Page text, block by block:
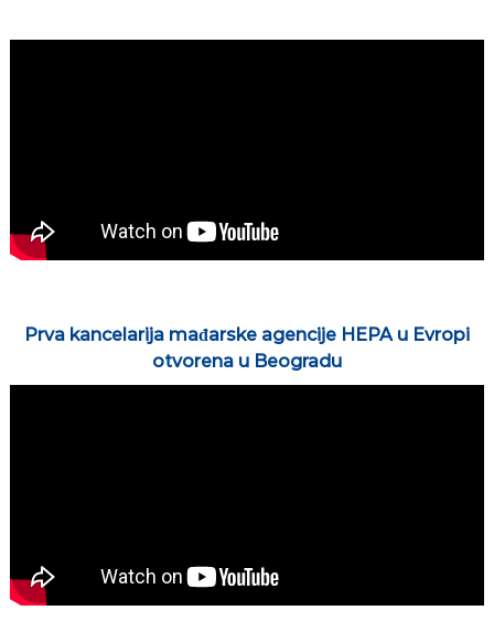
Prva kancelarija mađarske agencije HEPA u Evropi
otvorena u Beogradu